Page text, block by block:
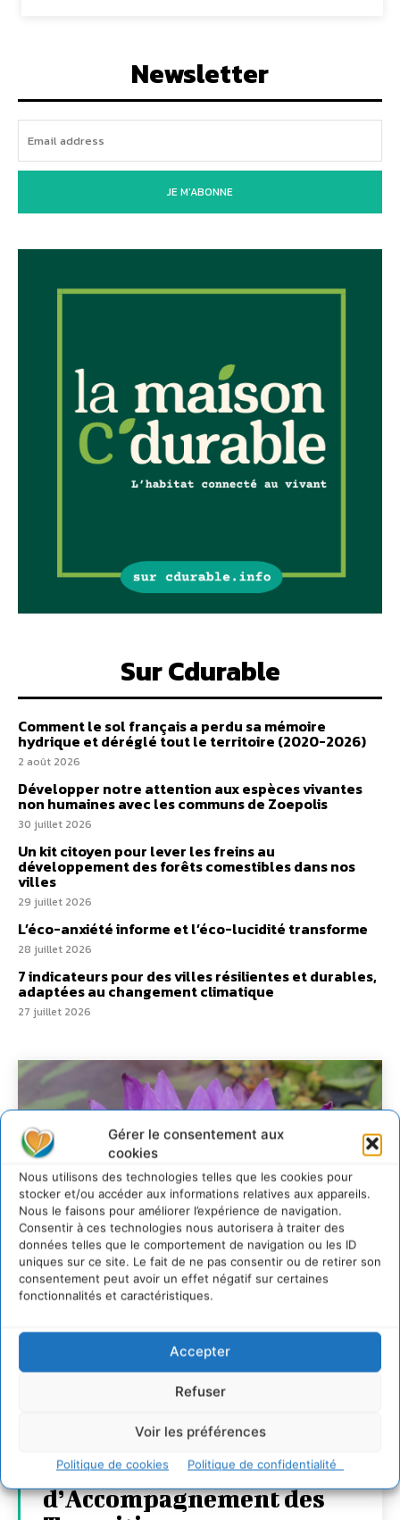
Gérer le consentement aux
cookies
Nous utilisons des technologies telles que les cookies pour
stocker et/ou accéder aux informations relatives aux appareils.
Nous le faisons pour améliorer l’expérience de navigation.
Consentir à ces technologies nous autorisera à traiter des
données telles que le comportement de navigation ou les ID
uniques sur ce site. Le fait de ne pas consentir ou de retirer son
consentement peut avoir un effet négatif sur certaines
fonctionnalités et caractéristiques.
Accepter
Refuser
Voir les préférences
Politique de cookies Politique de confidentialité
Newsletter
JE M'ABONNE
Sur Cdurable
Comment le sol français a perdu sa mémoire
hydrique et déréglé tout le territoire (2020-2026)
2 août 2026
Développer notre attention aux espèces vivantes
non humaines avec les communs de Zoepolis
30 juillet 2026
Un kit citoyen pour lever les freins au
développement des forêts comestibles dans nos
villes
29 juillet 2026
L’éco-anxiété informe et l’éco-lucidité transforme
28 juillet 2026
7 indicateurs pour des villes résilientes et durables,
adaptées au changement climatique
27 juillet 2026
Transformer les
territoires par le
dialogue et la
coopération avec un
Commun
d’Accompagnement des